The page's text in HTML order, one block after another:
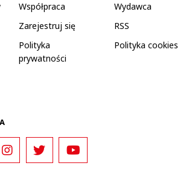
Współpraca
Wydawca
Zarejestruj się
RSS
Polityka
prywatności
Polityka cookies